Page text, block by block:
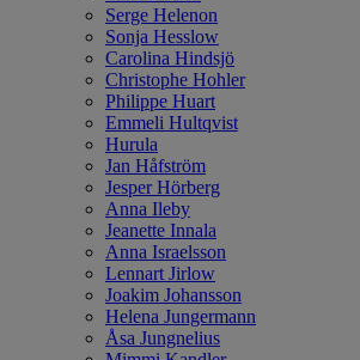
Serge Helenon
Sonja Hesslow
Carolina Hindsjö
Christophe Hohler
Philippe Huart
Emmeli Hultqvist
Hurula
Jan Håfström
Jesper Hörberg
Anna Ileby
Jeanette Innala
Anna Israelsson
Lennart Jirlow
Joakim Johansson
Helena Jungermann
Åsa Jungnelius